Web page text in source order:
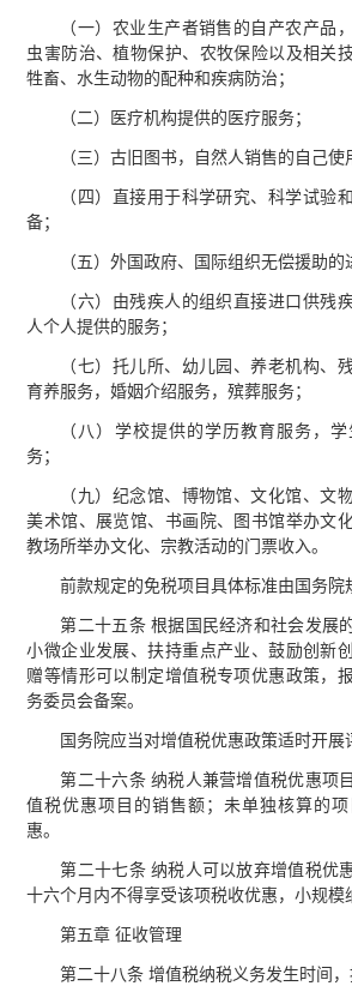
（一）农业生产者销售的自产农产品
虫害防治、植物保护、农牧保险以及相关
牲畜、水生动物的配种和疾病防治；
（二）医疗机构提供的医疗服务；
（三）古旧图书，自然人销售的自己使
（四）直接用于科学研究、科学试验
备；
（五）外国政府、国际组织无偿援助的
（六）由残疾人的组织直接进口供残
人个人提供的服务；
（七）托儿所、幼儿园、养老机构、
育养服务，婚姻介绍服务，殡葬服务；
（八）学校提供的学历教育服务，
务；
（九）纪念馆、博物馆、文化馆、文
美术馆、展览馆、书画院、图书馆举办文
教场所举办文化、宗教活动的门票收入。
前款规定的免税项目具体标准由国务院
第二十五条 根据国民经济和社会发展
小微企业发展、扶持重点产业、鼓励创新
赠等情形可以制定增值税专项优惠政策，
务委员会备案。
国务院应当对增值税优惠政策适时开展
第二十六条 纳税人兼营增值税优惠项
值税优惠项目的销售额；未单独核算的
惠。
第二十七条 纳税人可以放弃增值税优
十六个月内不得享受该项税收优惠，小规模
第五章 征收管理
第二十八条 增值税纳税义务发生时间，